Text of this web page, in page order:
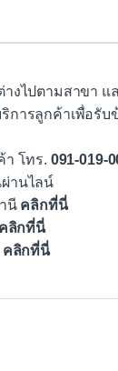
างไปตามสาขา แ
การลูกค้าเพื่อรับ
า โทร. 091-019-
านไลน์
นี คลิกที่นี่
คลิกที่นี่
คลิกที่นี่